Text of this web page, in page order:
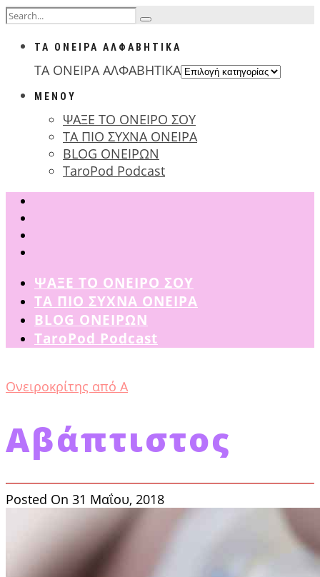
ΤΑ ΟΝΕΙΡΑ ΑΛΦΑΒΗΤΙΚΑ
ΤΑ ΟΝΕΙΡΑ ΑΛΦΑΒΗΤΙΚΑ
ΜΕΝΟΥ
ΨΑΞΕ ΤΟ ΟΝΕΙΡΟ ΣΟΥ
ΤΑ ΠΙΟ ΣΥΧΝΑ ΟΝΕΙΡΑ
BLOG ΟΝΕΙΡΩΝ
TaroPod Podcast
ΨΑΞΕ ΤΟ ΟΝΕΙΡΟ ΣΟΥ
ΤΑ ΠΙΟ ΣΥΧΝΑ ΟΝΕΙΡΑ
BLOG ΟΝΕΙΡΩΝ
TaroPod Podcast
Ονειροκρίτης από Α
Αβάπτιστος
Posted On 31 Μαΐου, 2018